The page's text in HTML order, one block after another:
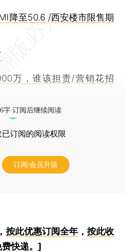
降至50.6 /西安楼市限售期
万，谁该担责/营销花招
字 订阅后继续阅读
已订阅的阅读权限
订阅/会员升级
按此优惠订阅全年， 按此收
费快递。]